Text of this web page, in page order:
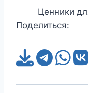
Ценники
Поделиться: